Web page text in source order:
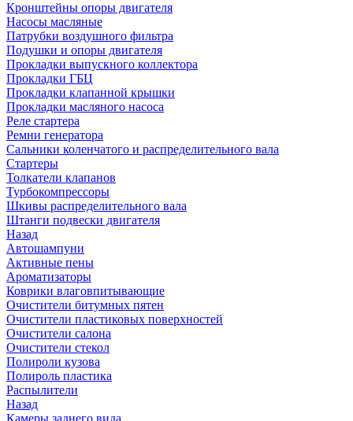
Кронштейны опоры двигателя
Насосы масляные
Патрубки воздушного фильтра
Подушки и опоры двигателя
Прокладки выпускного коллектора
Прокладки ГБЦ
Прокладки клапанной крышки
Прокладки масляного насоса
Реле стартера
Ремни генератора
Сальники коленчатого и распределительного вала
Стартеры
Толкатели клапанов
Турбокомпрессоры
Шкивы распределительного вала
Штанги подвески двигателя
Назад
Автошампуни
Активные пены
Ароматизаторы
Коврики влаговпитывающие
Очистители битумных пятен
Очистители пластиковых поверхностей
Очистители салона
Очистители стекол
Полироли кузова
Полироль пластика
Распылители
Назад
Камеры заднего вида